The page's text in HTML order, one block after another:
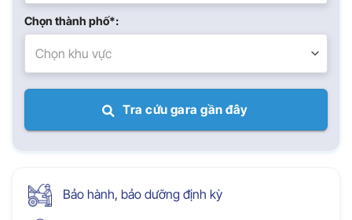
Chọn thành phố*:
Chọn khu vực
Tra cứu gara gần đây
Bảo hành, bảo dưỡng định kỳ